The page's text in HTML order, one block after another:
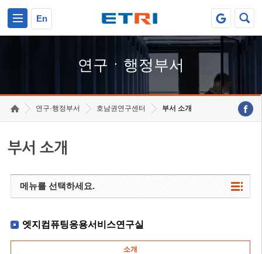
En
연구ㆍ행정부서
연구·행정부서 호남권연구센터 부서 소개
부서 소개
메뉴를 선택하세요.
엣지컴퓨팅응용서비스연구실
소개